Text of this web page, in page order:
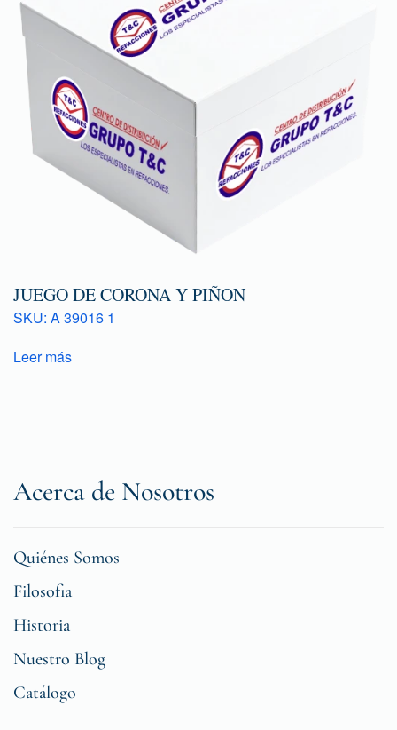
JUEGO DE CORONA Y PIÑON
SKU: A 39016 1
Leer más
Acerca de Nosotros
Quiénes Somos
Filosofia
Historia
Nuestro Blog
Catálogo